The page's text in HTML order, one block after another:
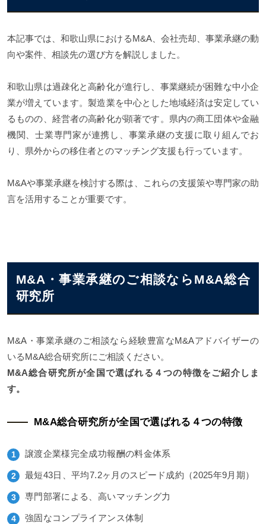
本記事では、和歌山県におけるM&A、会社売却、事業承継の動
向や案件、相談先の選び方を解説しました。
和歌山県は過疎化と高齢化が進行し、事業継続が困難な中小企
業が増えています。製造業を中心とした地域経済は安定してい
るものの、経営者の高齢化が顕著です。県内の商工団体や金融
機関、士業専門家が連携し、事業承継の支援に取り組んでお
り、県外からの移住者とのマッチング支援も行っています。
M&Aや事業承継を検討する際は、これらの支援策や専門家の助
言を活用することが重要です。
M&A・事業承継のご相談ならM&A総合
研究所
M&A・事業承継のご相談なら経験豊富なM&Aアドバイザーの
いるM&A総合研究所にご相談ください。
M&A総合研究所が全国で選ばれる４つの特徴をご紹介しま
す。
M&A総合研究所が全国で選ばれる４つの特徴
譲渡企業様完全成功報酬の料金体系
最短43日、平均7.2ヶ月のスピード成約（2025年9月期）
専門部署による、高いマッチング力
強固なコンプライアンス体制